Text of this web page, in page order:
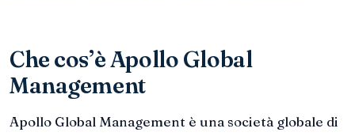
Che cos’è Apollo Global
Management
Apollo Global Management è una società globale di